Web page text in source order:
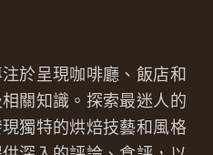
於呈現咖啡廳、飯店和
關知識。探索最迷人的
獨特的烘焙技藝和風格